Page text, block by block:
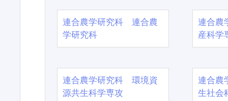
連合農学研究科 連合農
学研究科
連合農
産科学
連合農学研究科 環境資
源共生科学専攻
連合農
生社会